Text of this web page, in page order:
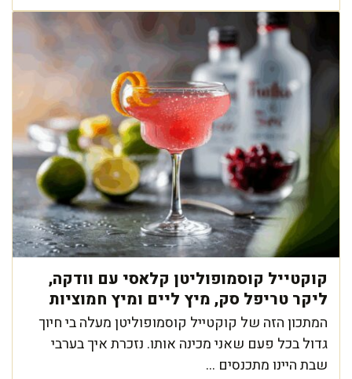
קוקטייל קוסמופוליטן קלאסי עם וודקה,
ליקר טריפל סק, מיץ ליים ומיץ חמוציות
המתכון הזה של קוקטייל קוסמופוליטן מעלה בי חיוך
גדול בכל פעם שאני מכינה אותו. נזכרת איך בערבי
שבת היינו מתכנסים ...